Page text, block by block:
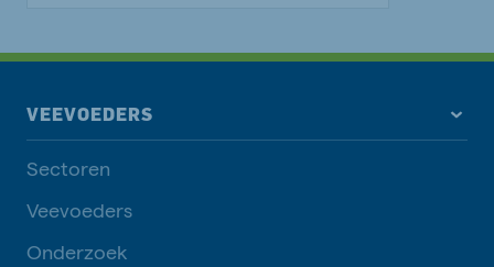
VEEVOEDERS
Sectoren
Veevoeders
Onderzoek